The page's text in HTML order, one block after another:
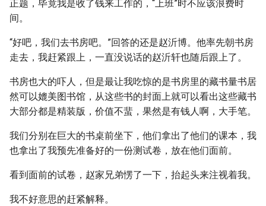
正题，毕竟我是收了钱来工作的，“上班”时不应该浪费时
间。
“好吧，我们去书房吧。”回答的还是赵沂博。他率先朝书房
走去，我赶紧跟上，一直没说话的赵沂轩也随后跟上了。
书房也大的吓人，但是最让我吃惊的是书房里的藏书量书居
然可以媲美图书馆，从这些书的封面上就可以看出这些藏书
大部分都是精装版，价值不蜚，果然是有钱人啊，大手笔。
我们分别在巨大的书桌前坐下，他们拿出了他们的课本，我
也拿出了我预先准备好的一份测试卷，放在他们面前。
看到面前的试卷，赵家兄弟愣了一下，抬起头来注视着我。
我不好意思的赶紧解释。